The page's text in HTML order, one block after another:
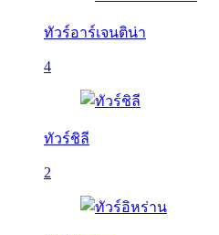
ทัวร์อาร์เจนติน่า
4
ทัวร์ชิลี
2